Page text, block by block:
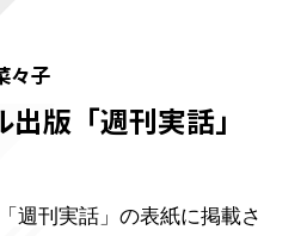
子
版「週刊実話」
週刊実話」の表紙に掲載さ